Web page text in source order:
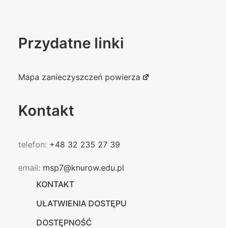
Przydatne linki
Mapa zanieczyszczeń powierza
Kontakt
telefon: +48 32 235 27 39
email: msp7@knurow.edu.pl
KONTAKT
UŁATWIENIA DOSTĘPU
DOSTĘPNOŚĆ